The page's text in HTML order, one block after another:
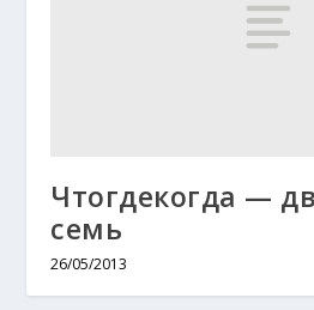
Чтогдекогда —
семь
26/05/2013